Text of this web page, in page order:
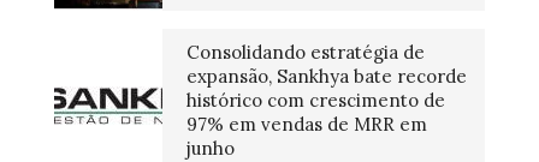
Consolidando estratégia de
expansão, Sankhya bate recorde
histórico com crescimento de
97% em vendas de MRR em
junho